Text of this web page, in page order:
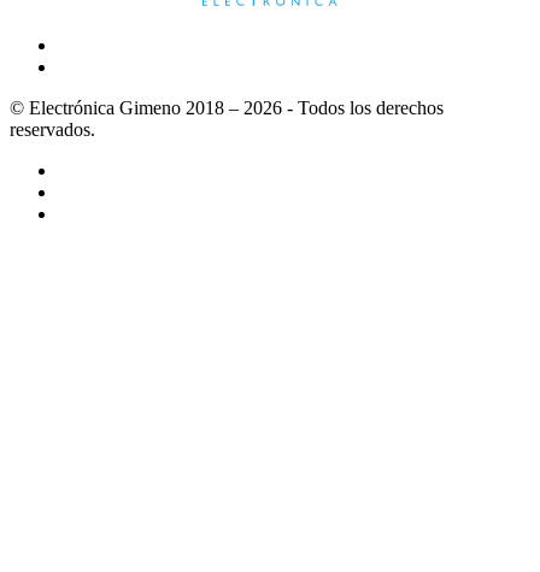
© Electrónica Gimeno 2018 – 2026 - Todos los derechos
reservados.